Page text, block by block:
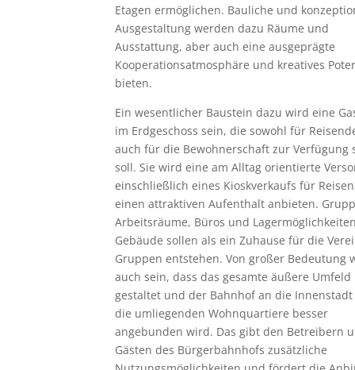
Etagen ermöglichen. Bauliche und
Ausgestaltung werden dazu Räume und
Ausstattung, aber auch eine ausgeprägte
Kooperationsatmosphäre und kreatives
bieten.
Ein wesentlicher Baustein dazu wird eine
im Erdgeschoss sein, die sowohl für
auch für die Bewohnerschaft zur Verfügung
soll. Sie wird eine am Alltag orientierte
einschließlich eines Kioskverkaufs für
einen attraktiven Aufenthalt anbieten.
Arbeitsräume, Büros und
Gebäude sollen als ein Zuhause für die
Gruppen entstehen. Von großer Bedeutung
auch sein, dass das gesamte äußere Umfeld
gestaltet und der Bahnhof an die Innenstadt
die umliegenden Wohnquartiere besser
angebunden wird. Das gibt den Betreibern
Gästen des Bürgerbahnhofs zusätzliche